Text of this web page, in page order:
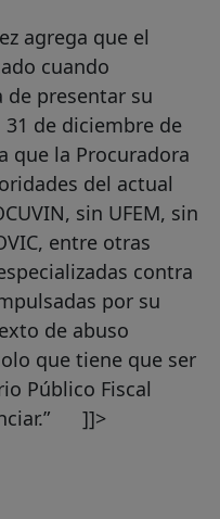
agrega que el
cuando
de presentar su
de diciembre de
que la Procuradora
del actual
sin UFEM, sin
entre otras
contra
por su
de abuso
que tiene que ser
Público Fiscal
]]>